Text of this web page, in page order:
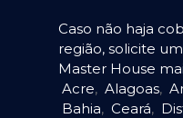
Caso não haja
região, solicite
Master House
Acre, Alagoas,
Bahia, Ceará,